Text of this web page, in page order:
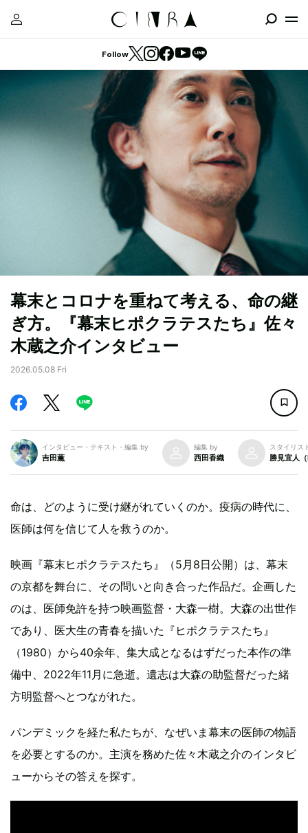
Follow
幕末とコロナを重ねて考える、命の継
ぎ方。『幕末ヒポクラテスたち』佐々
木蔵之介インタビュー
2026.05.08 Fri
インタビュー・テキスト・編集 by
吉田薫
編集 by
西田香織
スタイリス
勝見宜人
命は、どのように受け継がれていくのか。疫病の時代に、
医師は何を信じて人を救うのか。
映画『幕末ヒポクラテスたち』（5月8日公開）は、幕末
の京都を舞台に、その問いと向き合った作品だ。企画した
のは、医師免許を持つ映画監督・大森一樹。大森の出世作
であり、医大生の青春を描いた『ヒポクラテスたち』
（1980）から40余年、集大成となるはずだった本作の準
備中、2022年11月に急逝。遺志は大森の助監督だった緒
方明監督へとつながれた。
パンデミックを経た私たちが、なぜいま幕末の医師の物語
を必要とするのか。主演を務めた佐々木蔵之介のインタビ
ューからその答えを探す。